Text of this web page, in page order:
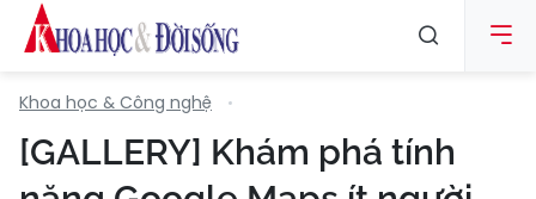
Khoa học & Công nghệ
[GALLERY] Khám phá tính